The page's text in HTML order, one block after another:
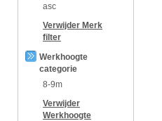
asc
Verwijder Merk
filter
Werkhoogte
categorie
8-9m
Verwijder
Werkhoogte